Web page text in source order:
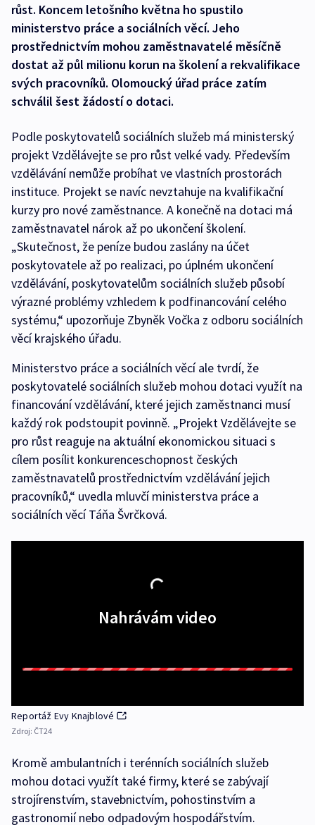
růst. Koncem letošního května ho spustilo
ministerstvo práce a sociálních věcí. Jeho
prostřednictvím mohou zaměstnavatelé měsíčně
dostat až půl milionu korun na školení a rekvalifikace
svých pracovníků. Olomoucký úřad práce zatím
schválil šest žádostí o dotaci.
Podle poskytovatelů sociálních služeb má ministerský
projekt Vzdělávejte se pro růst velké vady. Především
vzdělávání nemůže probíhat ve vlastních prostorách
instituce. Projekt se navíc nevztahuje na kvalifikační
kurzy pro nové zaměstnance. A konečně na dotaci má
zaměstnavatel nárok až po ukončení školení.
„Skutečnost, že peníze budou zaslány na účet
poskytovatele až po realizaci, po úplném ukončení
vzdělávání, poskytovatelům sociálních služeb působí
výrazné problémy vzhledem k podfinancování celého
systému,“ upozorňuje Zbyněk Vočka z odboru sociálních
věcí krajského úřadu.
Ministerstvo práce a sociálních věcí ale tvrdí, že
poskytovatelé sociálních služeb mohou dotaci využít na
financování vzdělávání, které jejich zaměstnanci musí
každý rok podstoupit povinně. „Projekt Vzdělávejte se
pro růst reaguje na aktuální ekonomickou situaci s
cílem posílit konkurenceschopnost českých
zaměstnavatelů prostřednictvím vzdělávání jejich
pracovníků,“ uvedla mluvčí ministerstva práce a
sociálních věcí Táňa Švrčková.
Nahrávám video
Reportáž Evy Knajblové
Zdroj: ČT24
Kromě ambulantních i terénních sociálních služeb
mohou dotaci využít také firmy, které se zabývají
strojírenstvím, stavebnictvím, pohostinstvím a
gastronomií nebo odpadovým hospodářstvím.